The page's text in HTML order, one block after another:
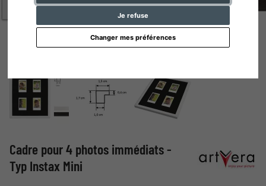
Je refuse
Changer mes préférences
Cadre pour 4 photos immédiats -
Typ Instax Mini